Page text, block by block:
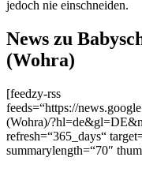
jedoch nie einschneiden.
News zu
(Wohra)
[feedzy-rss
feeds=“https://
(Wohra)/
refresh=“365_days“
summarylength=“70″